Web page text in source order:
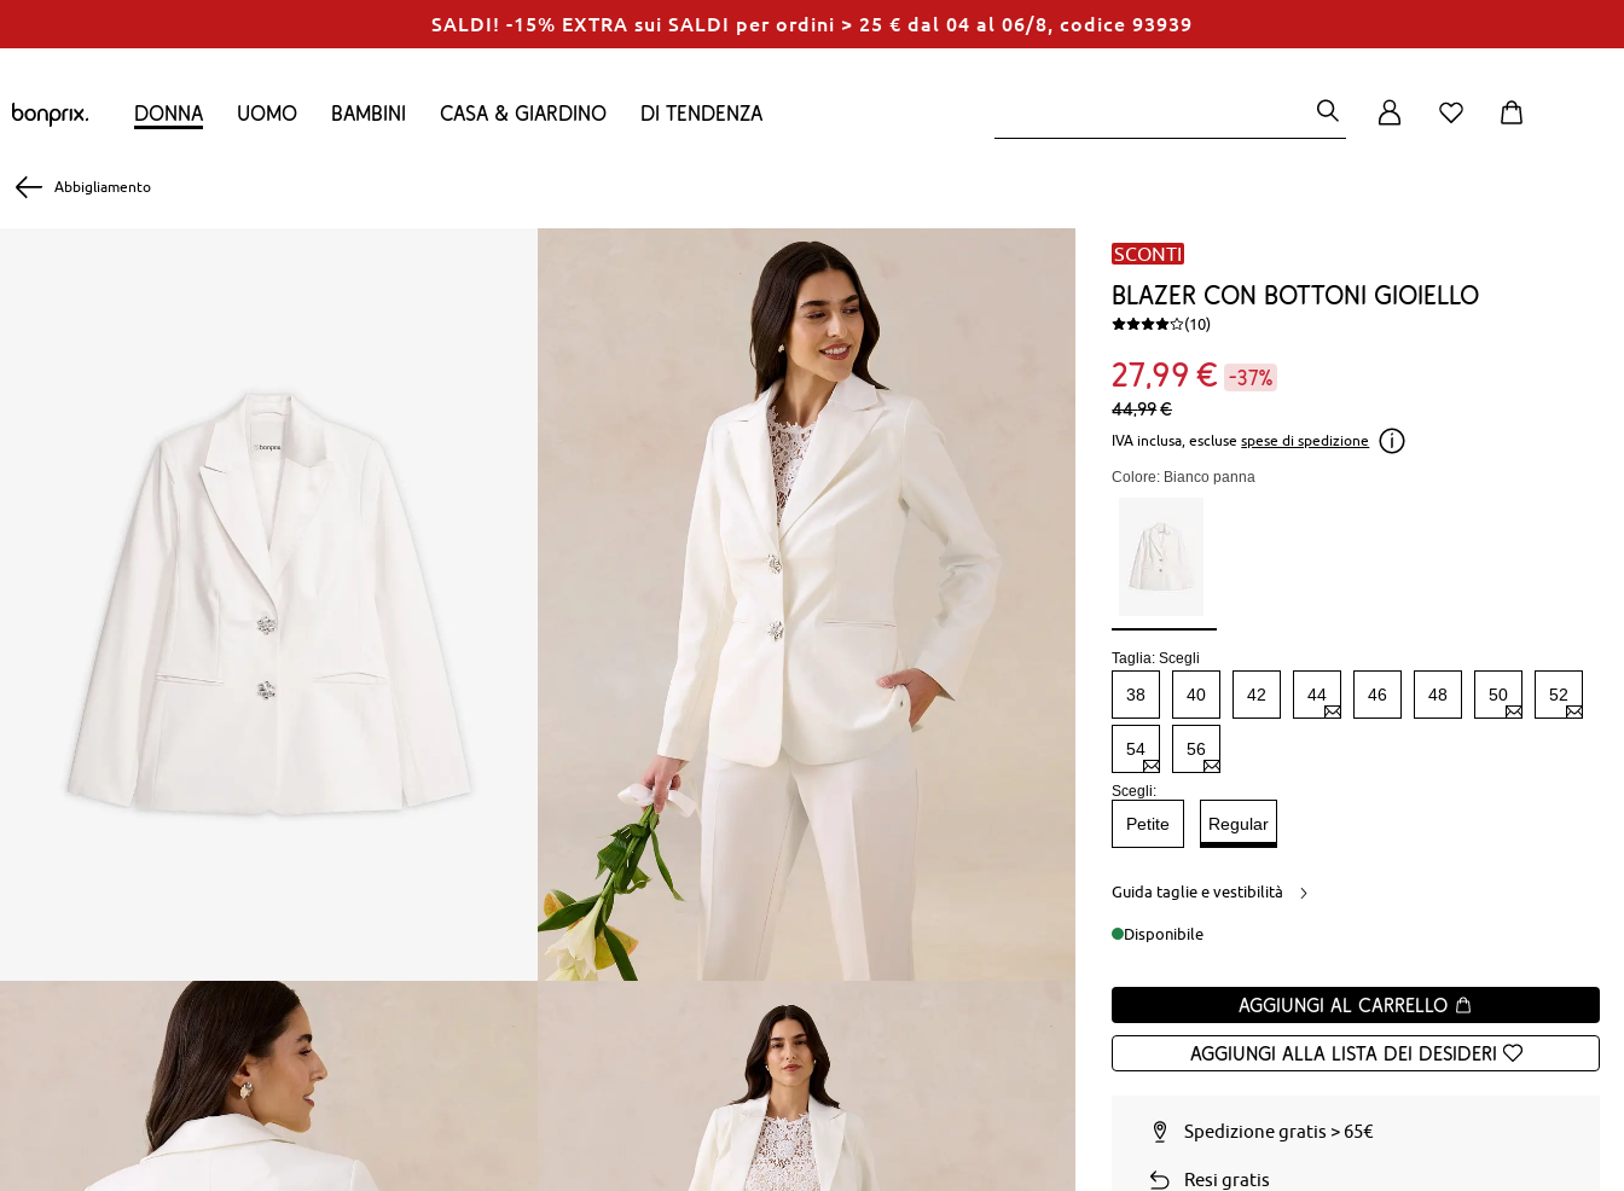
SALDI! -15% EXTRA sui SALDI per ordini > 25 € dal 04 al 06/8, codice 93939
Donna Uomo Bambini Casa & Giardino Di tendenza
Abbigliamento
SCONTI
Blazer con bottoni gioiello
(10)
27 99 € -37%
44,99€
IVA inclusa, escluse spese di spedizione
Colore: Bianco panna
Taglia:Scegli
38 40 42 44 46 48 50 52
54 56
Scegli:
Petite Regular
Guida taglie e vestibilità
Disponibile
Aggiungi al carrello
Aggiungi alla Lista dei desideri
Spedizione gratis > 65€
Resi gratis